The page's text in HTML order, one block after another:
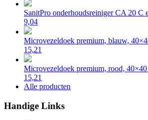
SanitPro onderhoudsreiniger CA 20 C
9,04
Microvezeldoek premium, blauw,
15,21
Microvezeldoek premium, rood,
15,21
Alle producten
Handige Links